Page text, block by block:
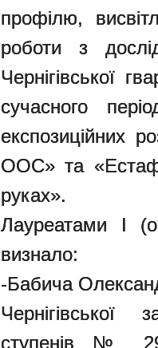
профілю,
роботи з
Чернігівської
сучасного
експозиційних
ООС» та
руках».
Лауреатами І
визнало:
-Бабича
Чернігівської
ступенів № 29